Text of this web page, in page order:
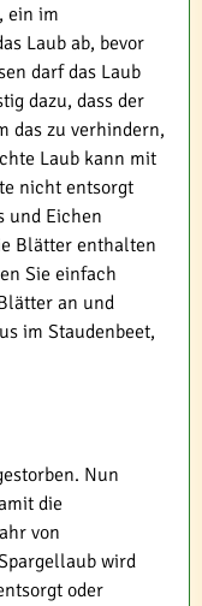
ein im
Laub ab, bevor
darf das Laub
dazu, dass der
das zu verhindern,
Laub kann mit
nicht entsorgt
und Eichen
Blätter enthalten
Sie einfach
an und
im Staudenbeet,
Nun
die
von
wird
oder